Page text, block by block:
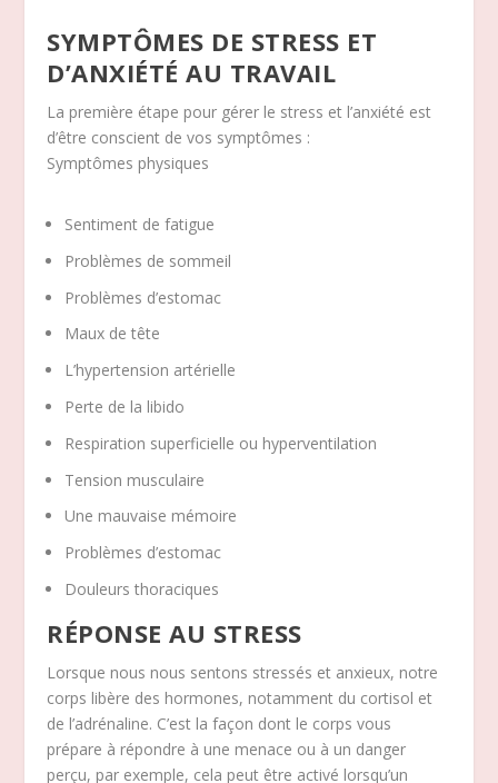
SYMPTÔMES DE STRESS ET
D’ANXIÉTÉ AU TRAVAIL
La première étape pour gérer le stress et l’anxiété est
d’être conscient de vos symptômes :
Symptômes physiques
Sentiment de fatigue
Problèmes de sommeil
Problèmes d’estomac
Maux de tête
L’hypertension artérielle
Perte de la libido
Respiration superficielle ou hyperventilation
Tension musculaire
Une mauvaise mémoire
Problèmes d’estomac
Douleurs thoraciques
RÉPONSE AU STRESS
Lorsque nous nous sentons stressés et anxieux, notre
corps libère des hormones, notamment du cortisol et
de l’adrénaline. C’est la façon dont le corps vous
prépare à répondre à une menace ou à un danger
perçu, par exemple, cela peut être activé lorsqu’un